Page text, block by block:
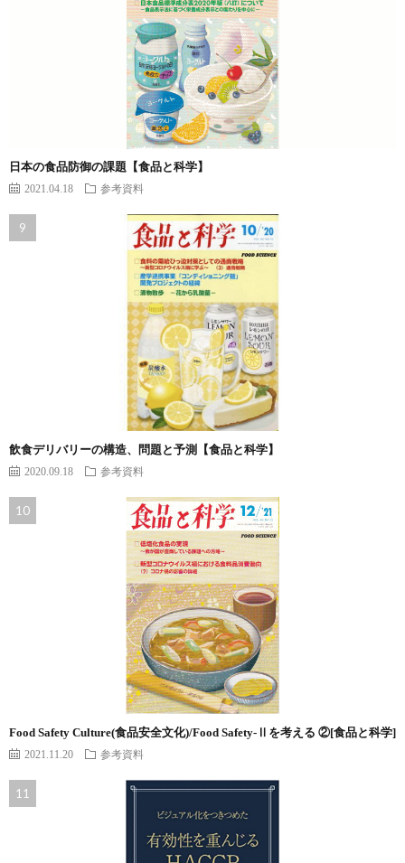
日本の食品防御の課題【食品と科学】
2021.04.18 参考資料
飲食デリバリーの構造、問題と予測【食品と科学】
2020.09.18 参考資料
Food Safety Culture(食品安全文化)/Food Safety-Ⅱを考える ②[食品と科学]
2021.11.20 参考資料